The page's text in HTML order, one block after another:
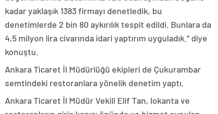
kadar yaklaşık 1383 firmayı denetledik, bu
denetimlerde 2 bin 80 aykırılık tespit edildi. Bunlara da
4,5 milyon lira civarında idari yaptırım uyguladık.” diye
konuştu.
Ankara Ticaret İl Müdürlüğü ekipleri de Çukurambar
semtindeki restoranlara yönelik denetim yaptı.
Ankara Ticaret İl Müdür Vekili Elif Tan, lokanta ve